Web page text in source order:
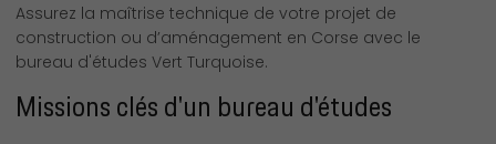
Assurez la maîtrise technique de votre projet de
construction ou d’aménagement en Corse avec le
bureau d'études Vert Turquoise.
Missions clés d'un bureau d'études